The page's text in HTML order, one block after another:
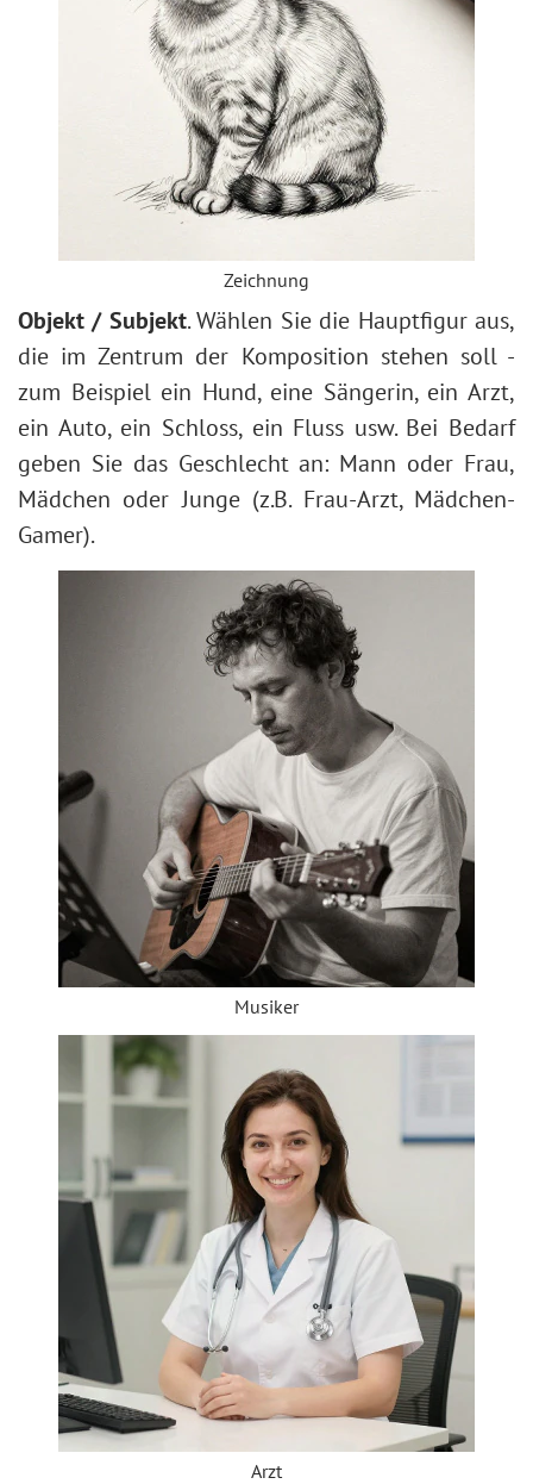
Zeichnung
Objekt / Subjekt. Wählen Sie die Hauptfigur aus,
die im Zentrum der Komposition stehen soll -
zum Beispiel ein Hund, eine Sängerin, ein Arzt,
ein Auto, ein Schloss, ein Fluss usw. Bei Bedarf
geben Sie das Geschlecht an: Mann oder Frau,
Mädchen oder Junge (z. B. Frau-Arzt, Mädchen-
Gamer).
Musiker
Arzt